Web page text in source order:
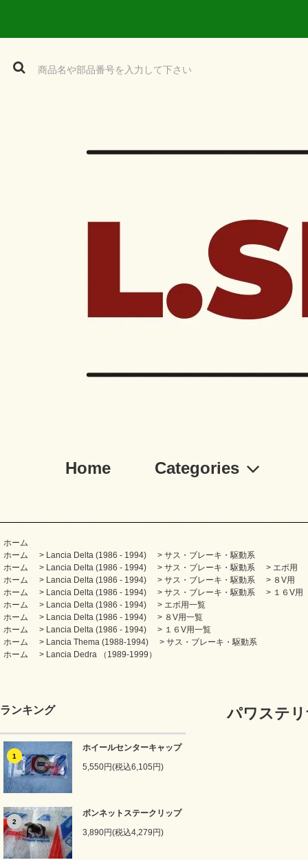
Home Categories
ホーム
ホーム
> Lancia Delta (1986 - 1994) > サス・ブレーキ・駆動系
ホーム
> Lancia Delta (1986 - 1994) > サス・ブレーキ・駆動系 > エボ用
ホーム
> Lancia Delta (1986 - 1994) > サス・ブレーキ・駆動系 > ８V用
ホーム
> Lancia Delta (1986 - 1994) > サス・ブレーキ・駆動系 > １６V用
ホーム
> Lancia Delta (1986 - 1994) > エボ用一覧
ホーム
> Lancia Delta (1986 - 1994) > ８V用一覧
ホーム
> Lancia Delta (1986 - 1994) > １６V用一覧
ホーム
> Lancia Thema (1988-1994) > サス・ブレーキ・駆動系
ホーム
> Lancia Dedra （1989-1999）
ランキング
1
ホイールセンターキャップ
5,550円(税込6,105円)
2
ボンネットステークリップ
3,890円(税込4,279円)
パワステ